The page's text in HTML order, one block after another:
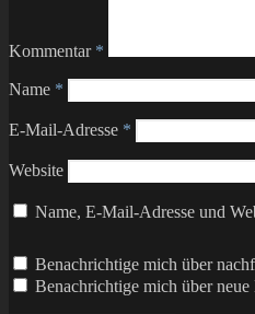
Kommentar *
Name *
E-Mail-Adresse *
Website
Name, E-Mail-Adresse und
Benachrichtige mich über
Benachrichtige mich über